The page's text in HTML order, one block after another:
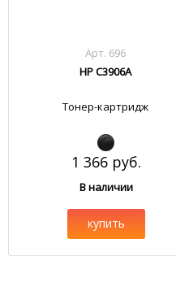
Арт. 696
HP C3906A
Тонер-картридж
1 366 руб.
В наличии
купить